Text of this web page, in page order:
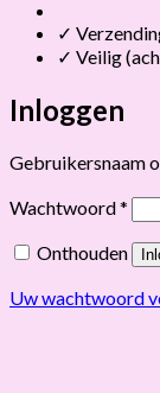
✓
✓ Veilig
Inloggen
Gebruikersnaam
Wachtwoord*
Onthouden
Uw wachtwoord